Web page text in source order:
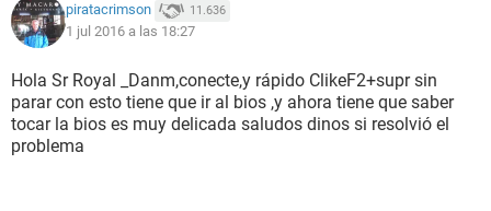
piratacrimson 11.636
1 jul 2016 a las 18:27
Hola Sr Royal _Danm,conecte,y rápido ClikeF2+supr sin
parar con esto tiene que ir al bios ,y ahora tiene que saber
tocar la bios es muy delicada saludos dinos si resolvió el
problema